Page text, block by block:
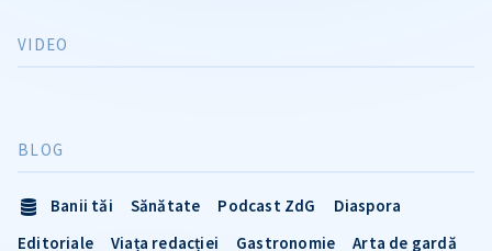
VIDEO
BLOG
Banii tăi Sănătate Podcast ZdG
Diaspora
Editoriale
Viața redacției Gastronomie
Arta de gardă